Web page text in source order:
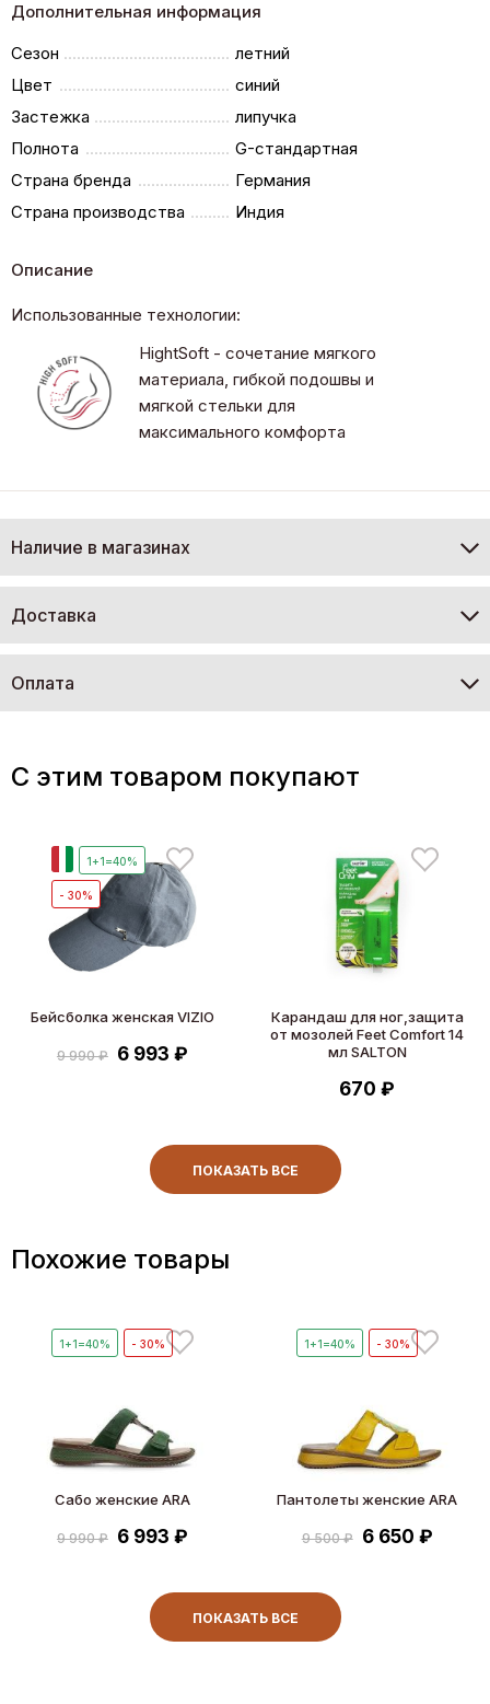
Дополнительная информация
Сезон
летний
Цвет
синий
Застежка
липучка
Полнота
G-стандартная
Страна бренда
Германия
Страна производства
Индия
Описание
Использованные технологии:
HightSoft - сочетание мягкого
материала, гибкой подошвы и
мягкой стельки для
максимального комфорта
Наличие в магазинах
Доставка
Оплата
C этим товаром покупают
1+1=40%
- 30%
Бейсболка женская VIZIO
9 990 ₽ 6 993 ₽
Карандаш для ног,защита
от мозолей Feet Comfort 14
мл SALTON
670 ₽
ПОКАЗАТЬ ВСЕ
Похожие товары
1+1=40% - 30%
Сабо женские ARA
9 990 ₽ 6 993 ₽
1+1=40% - 30%
Пантолеты женские ARA
9 500 ₽ 6 650 ₽
ПОКАЗАТЬ ВСЕ